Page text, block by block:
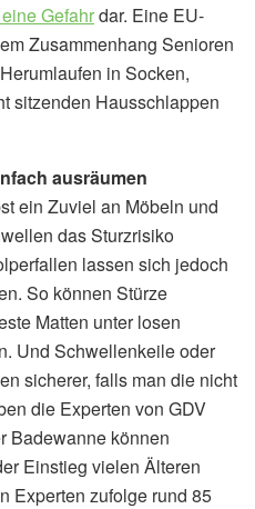
Gefahrdar. Eine EU-
Zusammenhang Senioren
in Socken,
sitzenden Hausschlappen
ausräumen
ein Zuviel an Möbeln und
das Sturzrisiko
lassen sich jedoch
So können Stürze
Matten unter losen
Und Schwellenkeile oder
sicherer, falls man die nicht
die Experten von GDV
Badewanne können
Einstieg vielen Älteren
Experten zufolge rund 85